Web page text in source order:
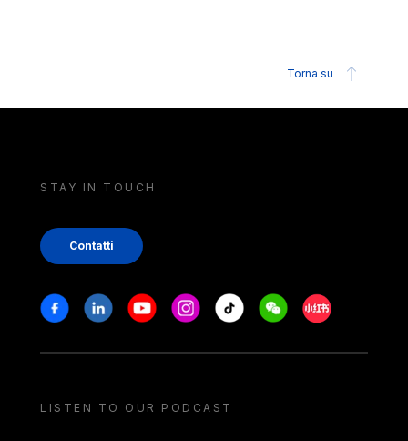
Torna su
STAY IN TOUCH
Contatti
Stay in touch
FacebookLinkedinYoutubeInstagram
Tiktok WeechatXiaohongshu/
LISTEN TO OUR PODCAST